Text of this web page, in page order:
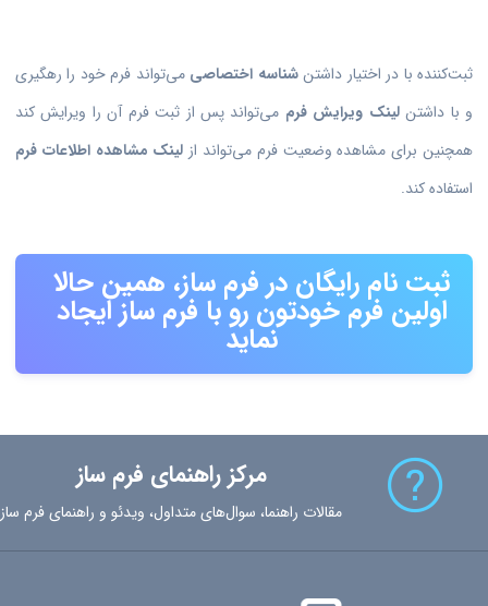
ثبت‌کننده با در اختیار داشتنشناسه اختصاصیمی‌تواند فرم خود را رهگیری
و با داشتنلینک ویرایش فرم می‌تواند پس از ثبت فرم آن را ویرایش کند
همچنین برای مشاهده وضعیت فرم می‌تواند از لینک مشاهده اطلاعات فرم
استفاده کند.
ثبت نام رایگان در فرم ساز، همین حالا
اولین فرم خودتون رو با فرم ساز ایجاد
نماید
مرکز راهنمای فرم ساز
مقالات راهنما، سوال‌های متداول، ویدئو و راهنمای فرم ساز